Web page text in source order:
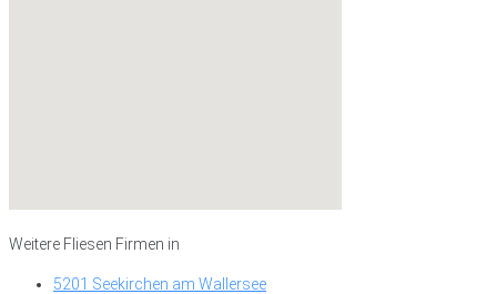
Weitere Fliesen Firmen in
5201 Seekirchen am Wallersee